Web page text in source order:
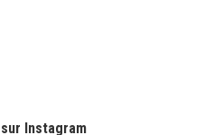
Instagram